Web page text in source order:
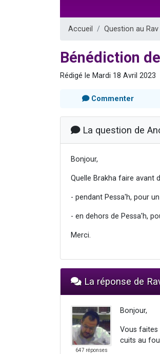
Accueil Question au Rav
Bénédiction
Rédigé le Mardi 18 Avril 2023
Commenter
La question de
Bonjour,
Quelle Brakha faire avant
- pendant Pessa'h, pour
- en dehors de Pessa'h,
Merci.
La réponse de
647 réponses
Bonjour,
Vous faites
cuits au